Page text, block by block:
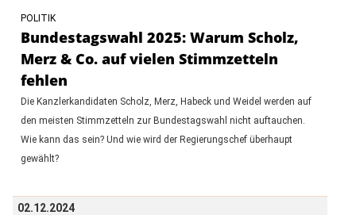
POLITIK
Bundestagswahl 2025: Warum Scholz,
Merz & Co. auf vielen Stimmzetteln
fehlen
Die Kanzlerkandidaten Scholz, Merz, Habeck und Weidel werden auf
den meisten Stimmzetteln zur Bundestagswahl nicht auftauchen.
Wie kann das sein? Und wie wird der Regierungschef überhaupt
gewählt?
02.12.2024